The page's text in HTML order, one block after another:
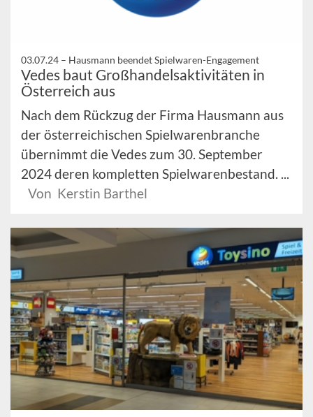
03.07.24 – Hausmann beendet Spielwaren-Engagement
Vedes baut Großhandelsaktivitäten in
Österreich aus
Nach dem Rückzug der Firma Hausmann aus
der österreichischen Spielwarenbranche
übernimmt die Vedes zum 30. September
2024 deren kompletten Spielwarenbestand. ...
Von Kerstin Barthel